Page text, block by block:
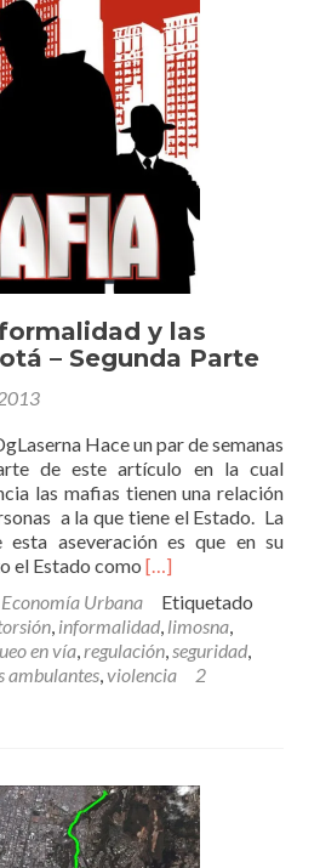
y las
– Segunda Parte
Hace un par de semanas
de este artículo en la cual
las mafias tienen una relación
a la que tiene el Estado. La
esta aseveración es que en su
el Estado como Leer
Estado
la
Informalidad
y
Bogotá
–
Segunda
Parte
[…]
Economía Urbana
Etiquetado
, informalidad, limosna,
en vía,regulación,seguridad,
ambulantes,violencia
2